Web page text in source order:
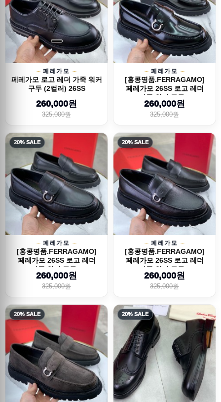
페레가모
페레가모 로고 레더 가죽 워커
구두 (2컬러) 26SS
260,000원
325,000원
페레가모
[홍콩명품.FERRAGAMO]
페레가모 26SS 로고 레더
가죽 워커 구두...
260,000원
325,000원
20% SALE
페레가모
[홍콩명품.FERRAGAMO]
페레가모 26SS 로고 레더
가죽 워커 구두...
260,000원
325,000원
20% SALE
페레가모
[홍콩명품.FERRAGAMO]
페레가모 26SS 로고 레더
가죽 워커 구두...
260,000원
325,000원
20% SALE 20% SALE